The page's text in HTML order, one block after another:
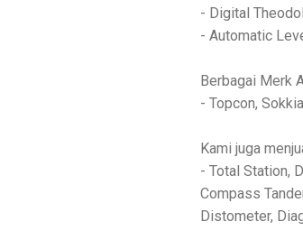
- Digital
- Automatic
Berbagai Merk
- Topcon,
Kami juga
- Total Station,
Compass
Distometer,